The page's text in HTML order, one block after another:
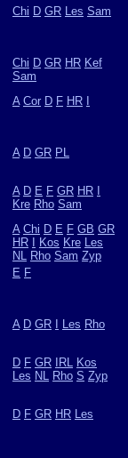
Chi D GR Les Sam
Chi D GR HR Kef
Sam
A Cor D F HR
A D GR PL
A D E F GR HR
Kre Rho Sam
A Chi D E F GB GR
HR
Kos Kre Les
NL Rho Sam Zyp
E F
A D GR Les Rho
D F GR IRL Kos
Les NL Rho S Zyp
D F GR HR Les